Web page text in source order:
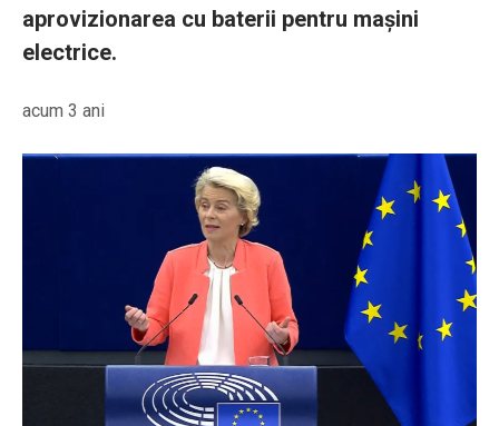
aprovizionarea cu baterii pentru mașini
electrice.
acum 3 ani